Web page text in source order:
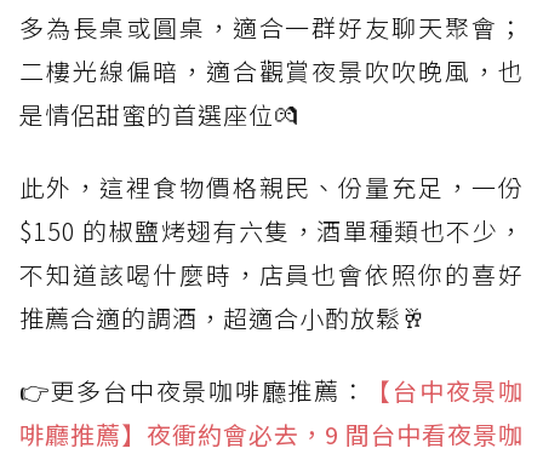
多為長桌或圓桌，適合一群好友聊天聚會；
二樓光線偏暗，適合觀賞夜景吹吹晚風，也
是情侶甜蜜的首選座位💏
此外，這裡食物價格親民、份量充足，一份
$150 的椒鹽烤翅有六隻，酒單種類也不少，
不知道該喝什麼時，店員也會依照你的喜好
推薦合適的調酒，超適合小酌放鬆🥂
👉更多台中夜景咖啡廳推薦：
【台中夜景咖
啡廳推薦】夜衝約會必去，9 間台中看夜景咖